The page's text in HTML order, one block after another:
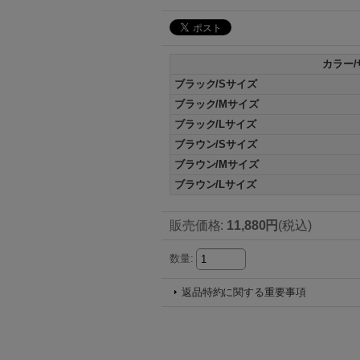
カラー/
ブラック/Sサイズ
ブラック/Mサイズ
ブラック/Lサイズ
ブラウン/Sサイズ
ブラウン/Mサイズ
ブラウン/Lサイズ
販売価格: 11,880円 (税込)
数量:
返品特約に関する重要事項